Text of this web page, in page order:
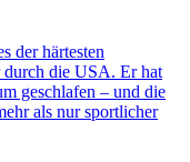
der härtesten
durch die USA. Er hat
geschlafen – und die
als nur sportlicher